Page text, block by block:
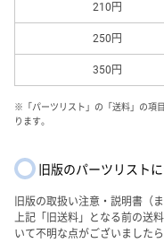
210円
250円
350円
※「パーツリスト」の「送料」の項
ります。
旧版のパーツリスト
旧版の取扱い注意・説明書（
上記「旧送料」となる前の送
いて不明な点がございました